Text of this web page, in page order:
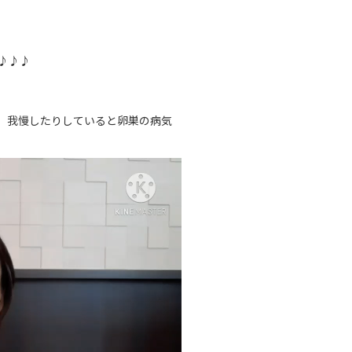
我慢したりしていると卵巣の病気